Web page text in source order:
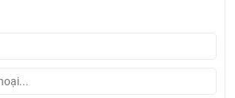
nhau của người sử dụng.
kế để có thể đặt ở vị trí độc lập giữa